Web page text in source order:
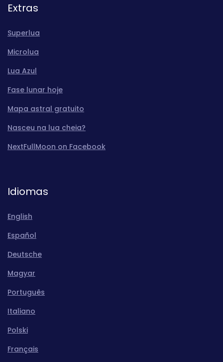
Extras
Superlua
Microlua
Lua Azul
Fase lunar hoje
Mapa astral gratuito
Nasceu na lua cheia?
NextFullMoon on Facebook
Idiomas
English
Español
Deutsche
Magyar
Português
Italiano
Polski
Français